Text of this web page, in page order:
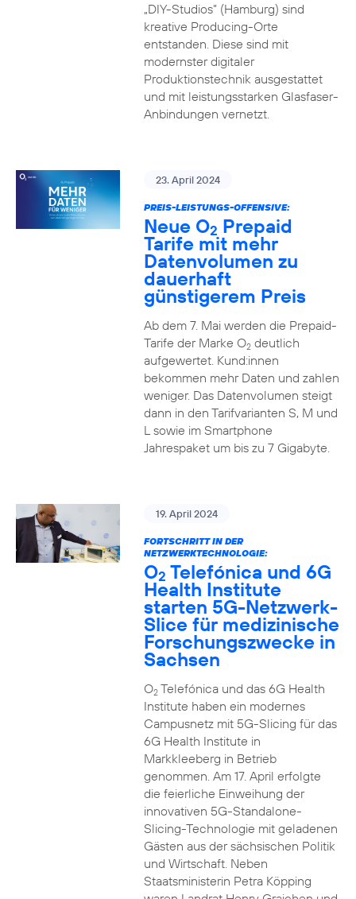
„DIY-Studios” (Hamburg) sind
kreative Producing-Orte
entstanden. Diese sind mit
modernster digitaler
Produktionstechnik ausgestattet
und mit leistungsstarken Glasfaser-
Anbindungen vernetzt.
23. April 2024
PREIS-LEISTUNGS-OFFENSIVE:
Neue O2 Prepaid
Tarife mit mehr
Datenvolumen zu
dauerhaft
günstigerem Preis
Ab dem 7. Mai werden die Prepaid-
Tarife der Marke O2deutlich
aufgewertet. Kund:innen
bekommen mehr Daten und zahlen
weniger. Das Datenvolumen steigt
dann in den Tarifvarianten S, M und
L sowie im Smartphone
Jahrespaket um bis zu 7 Gigabyte.
19. April 2024
FORTSCHRITT IN DER
NETZWERKTECHNOLOGIE:
O2 Telefónica und 6G
Health Institute
starten 5G-Netzwerk-
Slice für medizinische
Forschungszwecke in
Sachsen
O2Telefónica und das 6G Health
Institute haben ein modernes
Campusnetz mit 5G-Slicing für das
6G Health Institute in
Markkleeberg in Betrieb
genommen. Am 17. April erfolgte
die feierliche Einweihung der
innovativen 5G-Standalone-
Slicing-Technologie mit geladenen
Gästen aus der sächsischen Politik
und Wirtschaft. Neben
Staatsministerin Petra Köpping